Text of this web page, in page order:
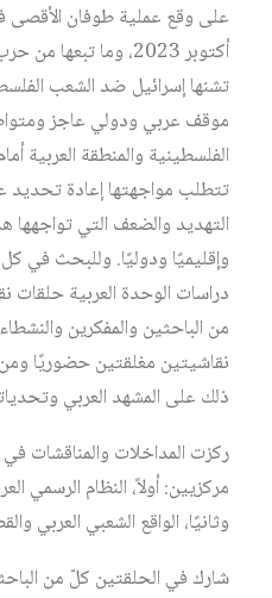
على وقع عملية طوفان الأقصى
أكتوبر 2023، وما
تشنها إسرائيل ضد الشعب
موقف عربي ودولي عاجز
الفلسطينية والمنطقة العربية
تتطلب مواجهتها إعادة تحديد
التهديد والضعف التي تواجهها
وإقليميًا ودوليًا. وللبحث في
دراسات الوحدة العربية حلقات
من الباحثين والمفكرين
نقاشيتين مغلقتين حضوريًا
ذلك على المشهد العربي
ركزت المداخلات والمناقشات
مركزيين: أولاً، النظام الرسمي
وثانيًا، الواقع الشعبي العربي
شارك في الحلقتين كلّ من